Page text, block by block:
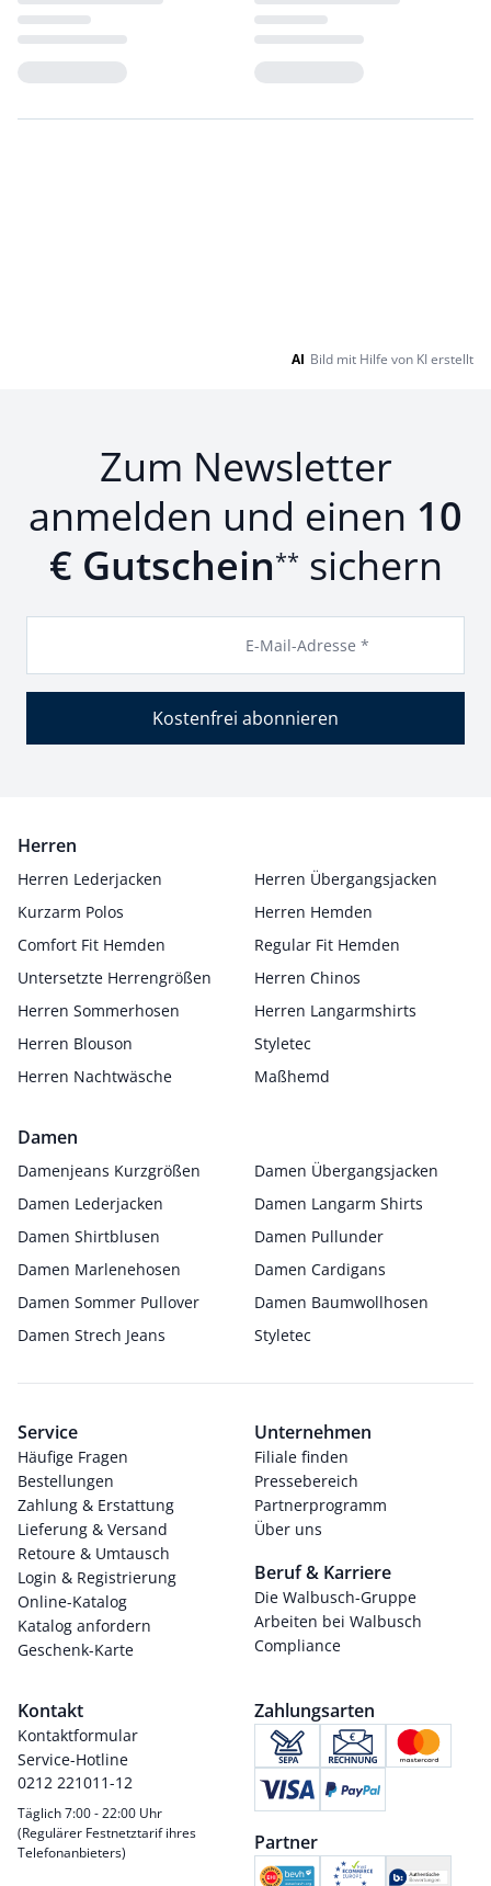
AI Bild mit Hilfe von KI erstellt
Zum Newsletter
anmelden und einen 10
€ Gutschein** sichern
E-Mail-Adresse *
Kostenfrei abonnieren
Herren
Herren Lederjacken
Herren Übergangsjacken
Kurzarm Polos
Herren Hemden
Comfort Fit Hemden
Regular Fit Hemden
Untersetzte Herrengrößen
Herren Chinos
Herren Sommerhosen
Herren Langarmshirts
Herren Blouson
Styletec
Herren Nachtwäsche
Maßhemd
Damen
Damenjeans Kurzgrößen
Damen Übergangsjacken
Damen Lederjacken
Damen Langarm Shirts
Damen Shirtblusen
Damen Pullunder
Damen Marlenehosen
Damen Cardigans
Damen Sommer Pullover
Damen Baumwollhosen
Damen Strech Jeans
Styletec
Service
Häufige Fragen
Bestellungen
Zahlung & Erstattung
Lieferung & Versand
Retoure & Umtausch
Login & Registrierung
Online-Katalog
Katalog anfordern
Geschenk-Karte
Unternehmen
Filiale finden
Pressebereich
Partnerprogramm
Über uns
Beruf & Karriere
Die Walbusch-Gruppe
Arbeiten bei Walbusch
Compliance
Kontakt
Kontaktformular
Service-Hotline
0212 221011-12
Täglich 7:00 - 22:00 Uhr
(Regulärer Festnetztarif ihres
Telefonanbieters)
Zahlungsarten
Partner